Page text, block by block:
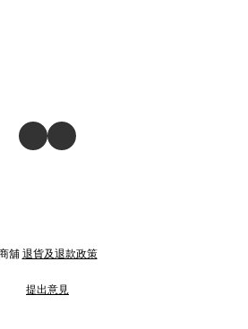
舖 退貨及退款政策
提出意見